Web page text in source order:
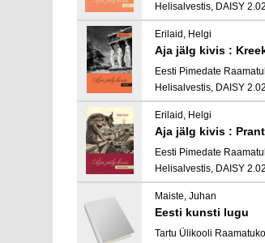
Helisalvestis, DAISY 2.02
Erilaid, Helgi
Aja jälg kivis :
Eesti Pimedate
Helisalvestis, DAISY 2.02
Erilaid, Helgi
Aja jälg kivis :
Eesti Pimedate
Helisalvestis, DAISY 2.02
Maiste, Juhan
Eesti kunsti lugu
Tartu Ülikooli